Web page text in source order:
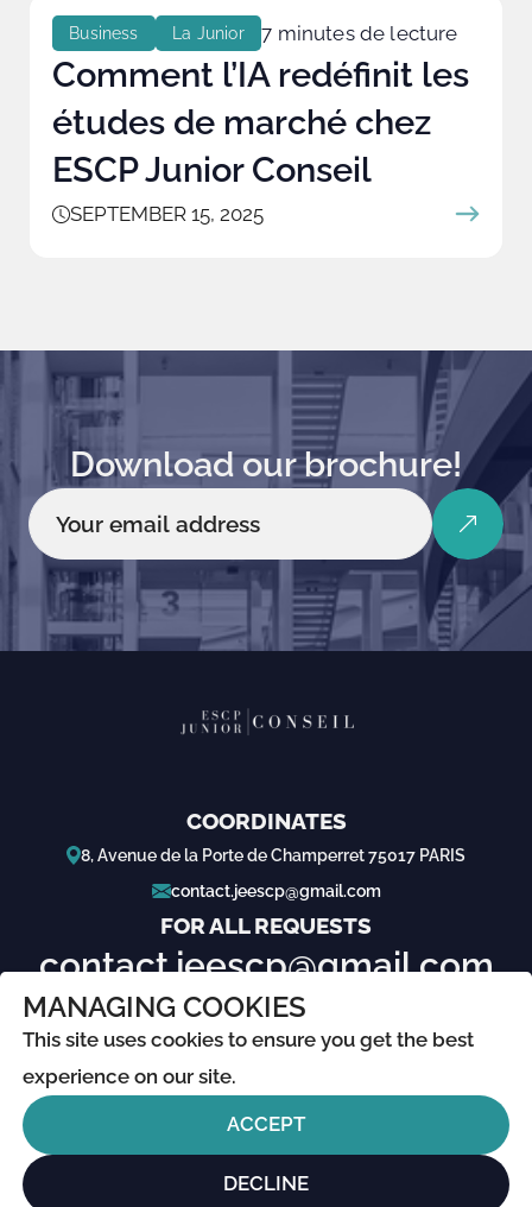
MANAGING COOKIES
This site uses cookies to ensure you get the best
experience on our site.
ACCEPT
DECLINE
Business La Junior 7 minutes de lecture
Comment l’IA redéfinit les
études de marché chez
ESCP Junior Conseil
SEPTEMBER 15, 2025
Download our brochure!
COORDINATES
8, Avenue de la Porte de Champerret 75017 PARIS
contact.jeescp@gmail.com
FOR ALL REQUESTS
contact.jeescp@gmail.com
ABOUT
Legal information
Confidentiality policies
Made with ❤️ by Epikure Studio